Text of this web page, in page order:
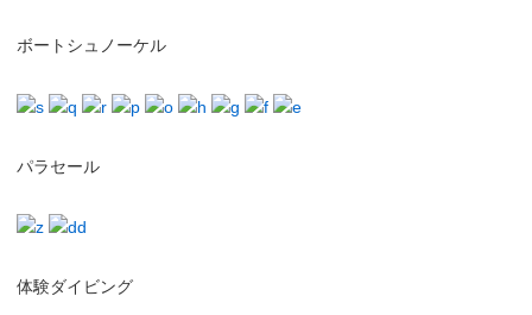
ボートシュノーケル
パラセール
体験ダイビング